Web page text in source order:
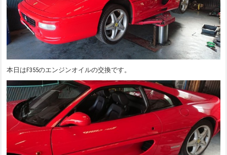
本日はF355のエンジンオイルの交換です。